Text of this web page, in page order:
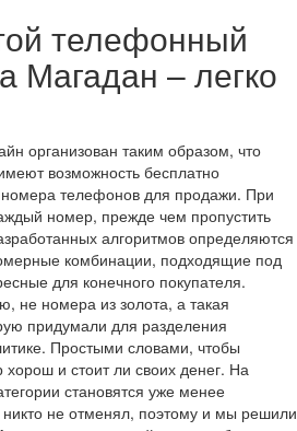
телефонный
Магадан – легко
организован таким образом, что
возможность бесплатно
телефонов для продажи. При
номер, прежде чем пропустить
алгоритмов определяются
комбинации, подходящие под
для конечного покупателя.
не номера из золота, а такая
придумали для разделения
Простыми словами, чтобы
и стоит ли своих денег. На
становятся уже менее
не отменял, поэтому и мы решили